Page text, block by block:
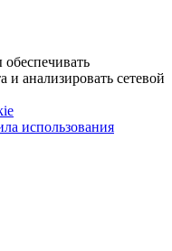
и анализировать сетевой
использования